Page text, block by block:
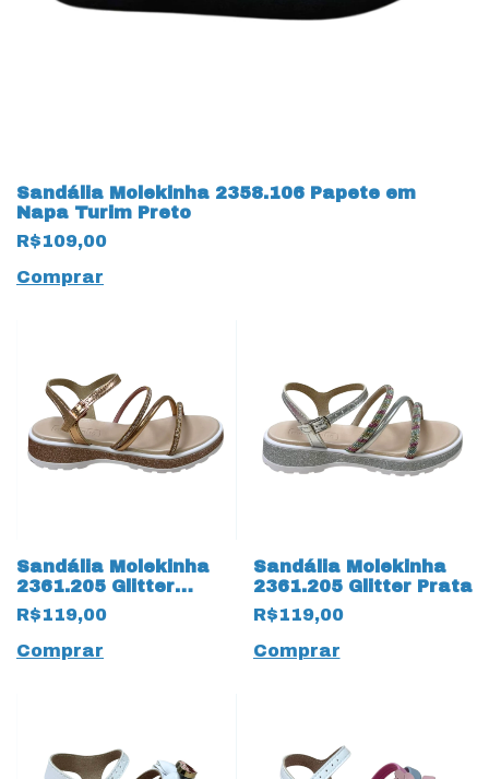
Sandália Molekinha 2358.106 Papete em
Napa Turim Preto
R$109,00
Comprar
Sandália Molekinha
2361.205 Glitter
Dourado
R$119,00
Comprar
Sandália Molekinha
2361.205 Glitter Prata
R$119,00
Comprar